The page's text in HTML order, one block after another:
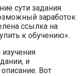
сути задания.
заработок
ссылка на
к обучению».
и
Вот